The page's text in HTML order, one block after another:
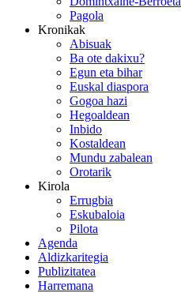
Pagola
Kronikak
Abisuak
Ba ote dakixu?
Egun eta bihar
Euskal diaspora
Gogoa hazi
Hegoaldean
Inbido
Kostaldean
Mundu zabalean
Orotarik
Kirola
Errugbia
Eskubaloia
Pilota
Agenda
Aldizkaritegia
Publizitatea
Harremana